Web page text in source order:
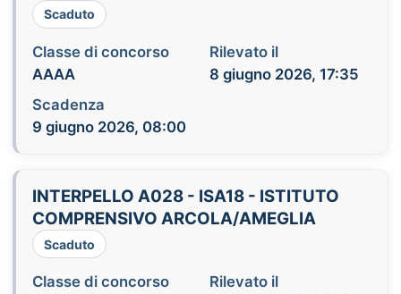
Scaduto
Classe di concorso
AAAA
Rilevato il
8 giugno 2026, 17:35
Scadenza
9 giugno 2026, 08:00
INTERPELLO A028 - ISA18 - ISTITUTO
COMPRENSIVO ARCOLA/AMEGLIA
Scaduto
Classe di concorso
Rilevato il